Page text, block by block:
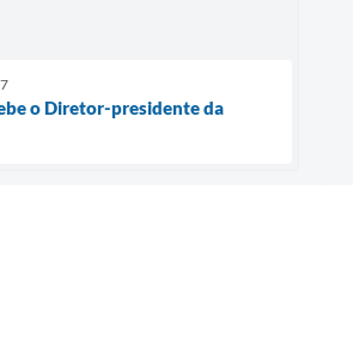
o Diretor-presidente da